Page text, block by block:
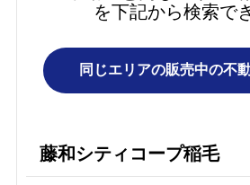
を下記から検索で
藤和シティコープ稲毛